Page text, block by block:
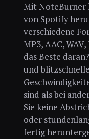
Mit NoteBurner
von Spotify
verschiedene
MP3, AAC,
das Beste
und
sind als bei
Sie keine
oder
fertig